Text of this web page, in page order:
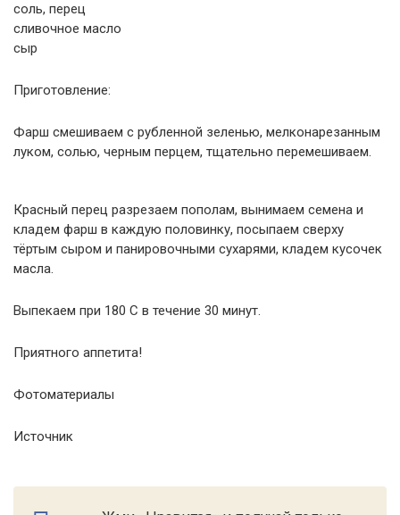
соль, перец
сливочное масло
сыр
Приготовление:
Фарш смешиваем с рубленной зеленью, мелконарезанным
луком, солью, черным перцем, тщательно перемешиваем.
Красный перец разрезаем пополам, вынимаем семена и
кладем фарш в каждую половинку, посыпаем сверху
тёртым сыром и панировочными сухарями, кладем кусочек
масла.
Выпекаем при 180 С в течение 30 минут.
Приятного аппетита!
Фотоматериалы
Источник